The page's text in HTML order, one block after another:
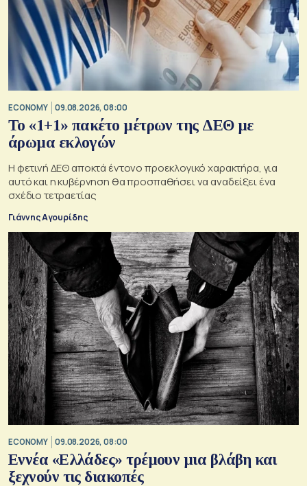
ECONOMY 09.08.2026, 08:00
Το «1+1» πακέτο μέτρων της ΔΕΘ με
άρωμα εκλογών
Η φετινή ΔΕΘ αποκτά έντονο προεκλογικό χαρακτήρα, για
αυτό και η κυβέρνηση θα προσπαθήσει να αναδείξει ένα
σχέδιο τετραετίας
Γιάννης Αγουρίδης
ECONOMY 09.08.2026, 08:00
Εννέα «Ελλάδες» τρέμουν μια βλάβη και
ξεχνούν τις διακοπές